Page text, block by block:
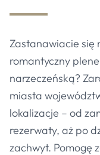
Zastanawiacie się
romantyczny
narzeczeńską?
miasta
lokalizacje – od
rezerwaty, aż po
zachwyt. Pomogę